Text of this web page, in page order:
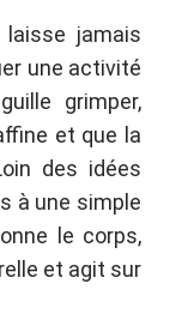
jamais
une activité
grimper,
et que la
des idées
à une simple
le corps,
et agit sur